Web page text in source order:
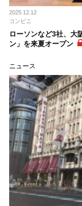
2025.12.12
コンビニ
ローソンなど3社、大
ン」を来夏オープン
ニュース